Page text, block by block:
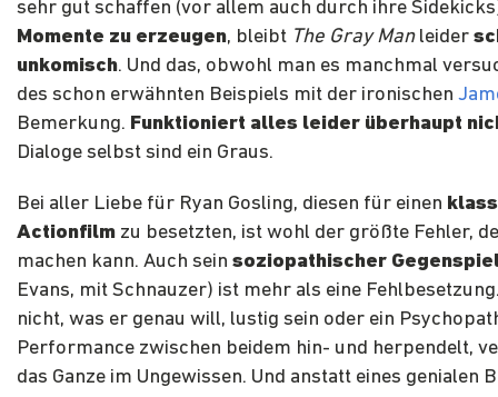
sehr gut schaffen (vor allem auch durch ihre
Momente zu erzeugen, bleibt The Gray Manleider
unkomisch. Und das, obwohl man es manchmal
des schon erwähnten Beispiels mit der ironischen
Bemerkung. Funktioniert alles leider überhaupt
Dialoge selbst sind ein Graus.
Bei aller Liebe für Ryan Gosling, diesen für einen
Actionfilm zu besetzten, ist wohl der größte Fehler,
machen kann. Auch sein soziopathischer
Evans, mit Schnauzer) ist mehr als eine
nicht, was er genau will, lustig sein oder ein
Performance zwischen beidem hin- und herpendelt,
das Ganze im Ungewissen. Und anstatt eines genialen